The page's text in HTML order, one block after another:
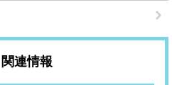
関連情報